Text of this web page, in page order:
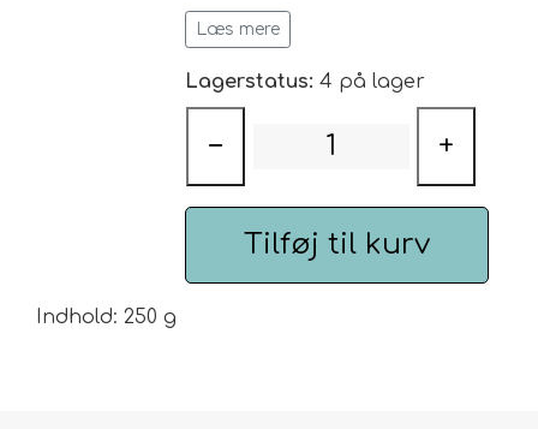
Hvid Te
Husets Teblandinger
Restindhold af Koffein max. 0,17%.
Land: Colombia.
Smag efter: Friske citrusnoter.
Læs mere
Lagerstatus: 4 på lager
− +
Tilføj til kurv
Indhold: 250 g